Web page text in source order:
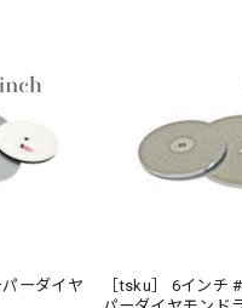
ーダイヤ
［tsku］ 6インチ